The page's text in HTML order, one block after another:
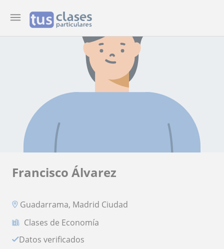
Francisco Álvarez
Guadarrama, Madrid Ciudad
Clases de Economía
Datos verificados